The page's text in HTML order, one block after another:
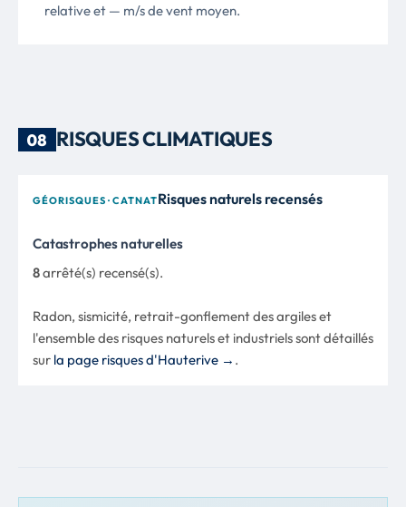
relative et — m/s de vent moyen.
08 RISQUES CLIMATIQUES
GÉORISQUES · CATNATRisques naturels recensés
Catastrophes naturelles
8arrêté(s) recensé(s).
Radon, sismicité, retrait-gonflement des argiles et
l'ensemble des risques naturels et industriels sont détaillés
sur la page risques d'Hauterive → .